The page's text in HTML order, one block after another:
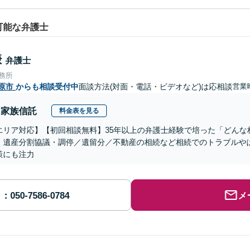
能な弁護士
弁護士
所
市 からも相談受付中面談方法(対面・電話・ビデオなど)は応相談営業
家族信託 料金表を見る
リア対応】【初回相談無料】35年以上の弁護士経験で培った「どん
遺産分割協議・調停／遺留分／不動産の相続など相続でのトラブル
にも注力